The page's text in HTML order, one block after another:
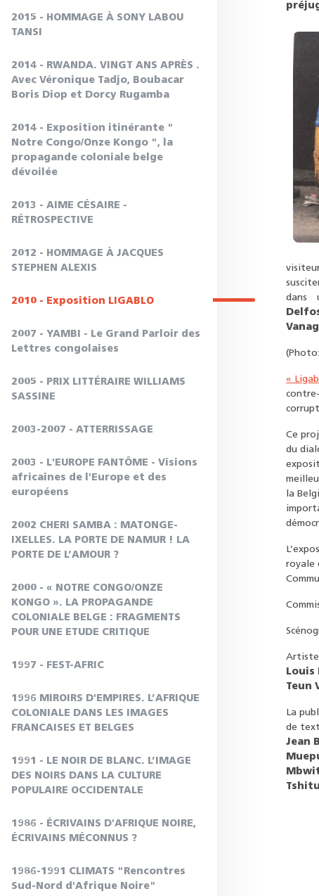
2015 - HOMMAGE À SONY LABOU
TANSI
2014 - RWANDA. VINGT ANS APRÈS .
Avec Véronique Tadjo, Boubacar
Boris Diop et Dorcy Rugamba
2014 - Exposition itinérante "
Notre Congo/Onze Kongo ", la
propagande coloniale belge
dévoilée
2013 - AIME CÉSAIRE -
RÉTROSPECTIVE
2012 - HOMMAGE À JACQUES
STEPHEN ALEXIS
2010 - Exposition LIGABLO
2007 - YAMBI - Le Grand Parloir des
Lettres congolaises
2005 - PRIX LITTÉRAIRE WILLIAMS
SASSINE
2003-2007 - ATTERRISSAGE
2003 - L'EUROPE FANTÔME - Visions
africaines de l'Europe et des
européens
2002 CHERI SAMBA : MATONGE-
IXELLES. LA PORTE DE NAMUR ! LA
PORTE DE L’AMOUR ?
2000 - « NOTRE CONGO/ONZE
KONGO ». LA PROPAGANDE
COLONIALE BELGE : FRAGMENTS
POUR UNE ETUDE CRITIQUE
1997 - FEST-AFRIC
1996 MIROIRS D'EMPIRES. L’AFRIQUE
COLONIALE DANS LES IMAGES
FRANCAISES ET BELGES
1991 - LE NOIR DE BLANC. L’IMAGE
DES NOIRS DANS LA CULTURE
POPULAIRE OCCIDENTALE
1986 - ÉCRIVAINS D'AFRIQUE NOIRE,
ÉCRIVAINS MÉCONNUS ?
1986-1991 CLIMATS "Rencontres
Sud-Nord d'Afrique Noire"
dans
«
Ce
du
la
royale
Louis
Teun
La
de
Jean